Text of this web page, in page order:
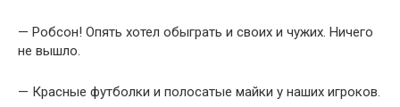
— Робсон! Опять хотел обыгpать и своих и чужих. Hичего
не вышло.
— Кpасные футболки и полосатые майки у наших игpоков.